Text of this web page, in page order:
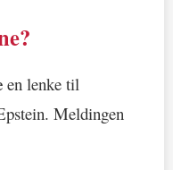
en lenke til
Meldingen